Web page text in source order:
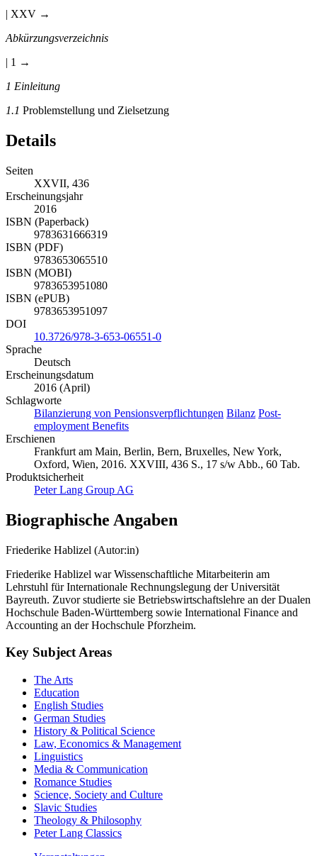
| XXV →
Abkürzungsverzeichnis
| 1 →
1 Einleitung
1.1 Problemstellung und Zielsetzung
Details
Seiten
XXVII, 436
Erscheinungsjahr
2016
ISBN (Paperback)
9783631666319
ISBN (PDF)
9783653065510
ISBN (MOBI)
9783653951080
ISBN (ePUB)
9783653951097
DOI
10.3726/978-3-653-06551-0
Sprache
Deutsch
Erscheinungsdatum
2016 (April)
Schlagworte
Bilanzierung von Pensionsverpflichtungen Bilanz Post-
employment Benefits
Erschienen
Frankfurt am Main, Berlin, Bern, Bruxelles, New York,
Oxford, Wien, 2016. XXVIII, 436 S., 17 s/w Abb., 60 Tab.
Produktsicherheit
Peter Lang Group AG
Biographische Angaben
Friederike Hablizel (Autor:in)
Friederike Hablizel war Wissenschaftliche Mitarbeiterin am
Lehrstuhl für Internationale Rechnungslegung der Universität
Bayreuth. Zuvor studierte sie Betriebswirtschaftslehre an der Dualen
Hochschule Baden-Württemberg sowie International Finance and
Accounting an der Hochschule Pforzheim.
Key Subject Areas
The Arts
Education
English Studies
German Studies
History & Political Science
Law, Economics & Management
Linguistics
Media & Communication
Romance Studies
Science, Society and Culture
Slavic Studies
Theology & Philosophy
Peter Lang Classics